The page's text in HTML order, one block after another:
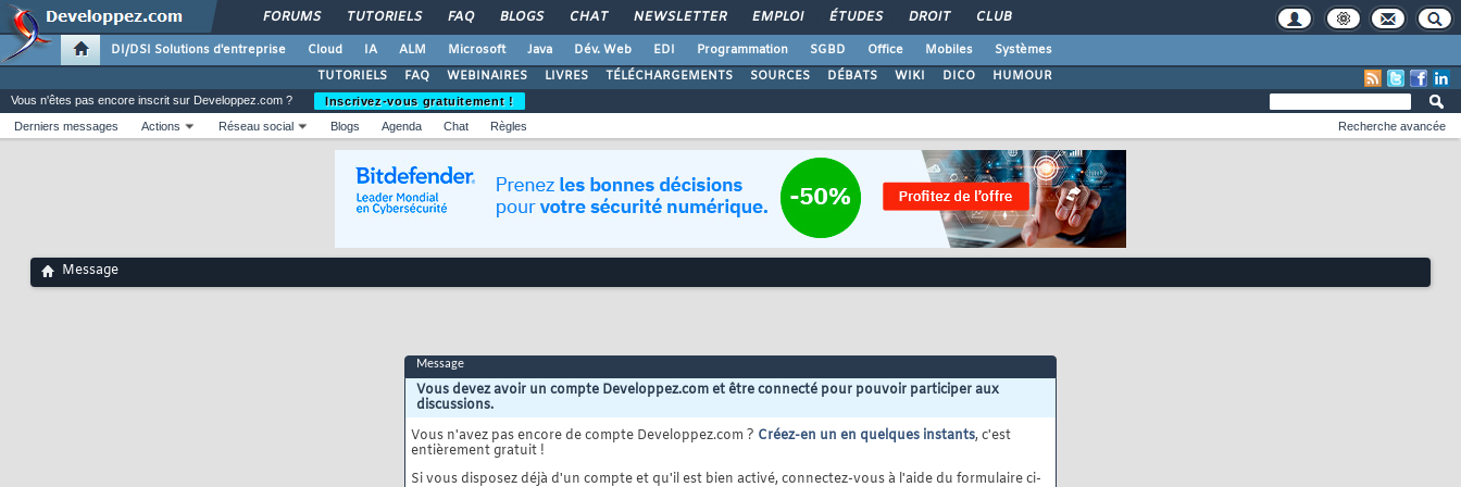
FORUMS TUTORIELS FAQ BLOGS CHAT NEWSLETTER EMPLOI ÉTUDES DROIT CLUB
DI/DSI Solutions d'entreprise Cloud IA ALM Microsoft Java Dév. Web EDI Programmation SGBD Office Mobiles
Systèmes
TUTORIELS
FAQ WEBINAIRES LIVRES TÉLÉCHARGEMENTS SOURCES DÉBATS WIKI DICO HUMOUR
Vous n'êtes pas encore inscrit sur Developpez.com ?
Inscrivez-vous gratuitement !
Derniers messages
Actions Réseau social Blogs Agenda Chat Règles Recherche avancée
Message
Message
Vous devez avoir un compte Developpez.com et être connecté pour pouvoir participer aux
discussions.
Vous n'avez pas encore de compte Developpez.com ? Créez-en un en quelques instants, c'est
entièrement gratuit !
Si vous disposez déjà d'un compte et qu'il est bien activé, connectez-vous à l'aide du formulaire ci-